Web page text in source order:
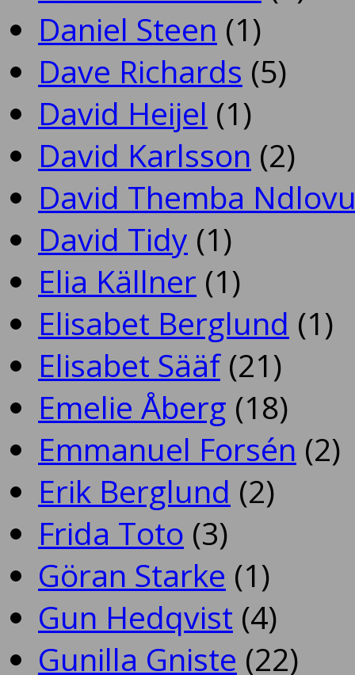
Daniel Steen (1)
Dave Richards (5)
David Heijel (1)
David Karlsson (2)
David Themba
David Tidy (1)
Elia Källner (1)
Elisabet Berglund (1)
Elisabet Sääf(21)
Emelie Åberg (18)
Emmanuel Forsén (2)
Erik Berglund (2)
Frida Toto (3)
Göran Starke (1)
Gun Hedqvist (4)
Gunilla Gniste (22)